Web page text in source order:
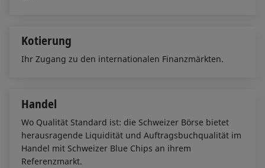
Kotierung
Ihr Zugang zu den internationalen Finanzmärkten.
Handel
Wo Qualität Standard ist: die Schweizer Börse bietet
herausragende Liquidität und Auftragsbuchqualität im
Handel mit Schweizer Blue Chips an ihrem
Referenzmarkt.